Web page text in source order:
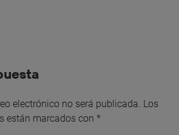
electrónico no será publicada. Los
están marcados con *